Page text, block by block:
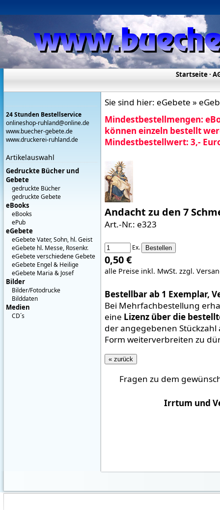
Startseite·
24 Stunden Bestellservice
onlineshop-ruhland@online.de
www.buecher-gebete.de
www.druckerei-ruhland.de
Artikelauswahl
Gedruckte Bücher und
Gebete
gedruckte Bücher
gedruckte Gebete
eBooks
eBooks
ePub
eGebete
eGebete Vater, Sohn, hl. Geist
eGebete hl. Messe, Rosenkr.
eGebete verschiedene Gebete
eGebete Engel & Heilige
eGebete Maria & Josef
Bilder
Bilder/Fotodrucke
Bilddaten
Medien
CD´s
Sie sind hier: eGebete »
Mindestbestellmengen:
können einzeln bestellt
Mindestbestellwert: 3,-
Andacht zu den 7
Art.-Nr.: e323
Ex.
0,50 €
alle Preise inkl. MwSt. zzgl.
Bestellbar ab 1 Exemplar,
Bei Mehrfachbestellung
eine Lizenz über die
der angegebenen
Form weiterverbreiten zu
« zurück
Fragen zu dem
Irrtum und